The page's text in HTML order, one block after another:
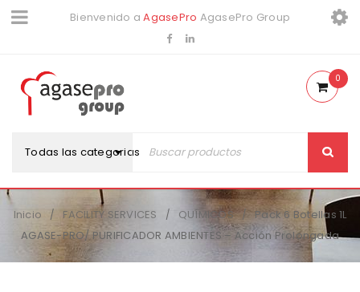
Bienvenido aAgasePro AgasePro Group
Todas las categorias
0
Inicio / FACILITY SERVICES / QUÍMICOS /
Pack 6 Botellas 1L
AGASE-PRO/ PURIFICADOR AMBIENTES – Acción Prolongada